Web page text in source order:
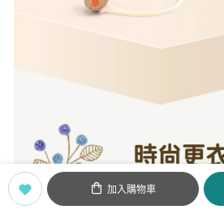
加入購物車